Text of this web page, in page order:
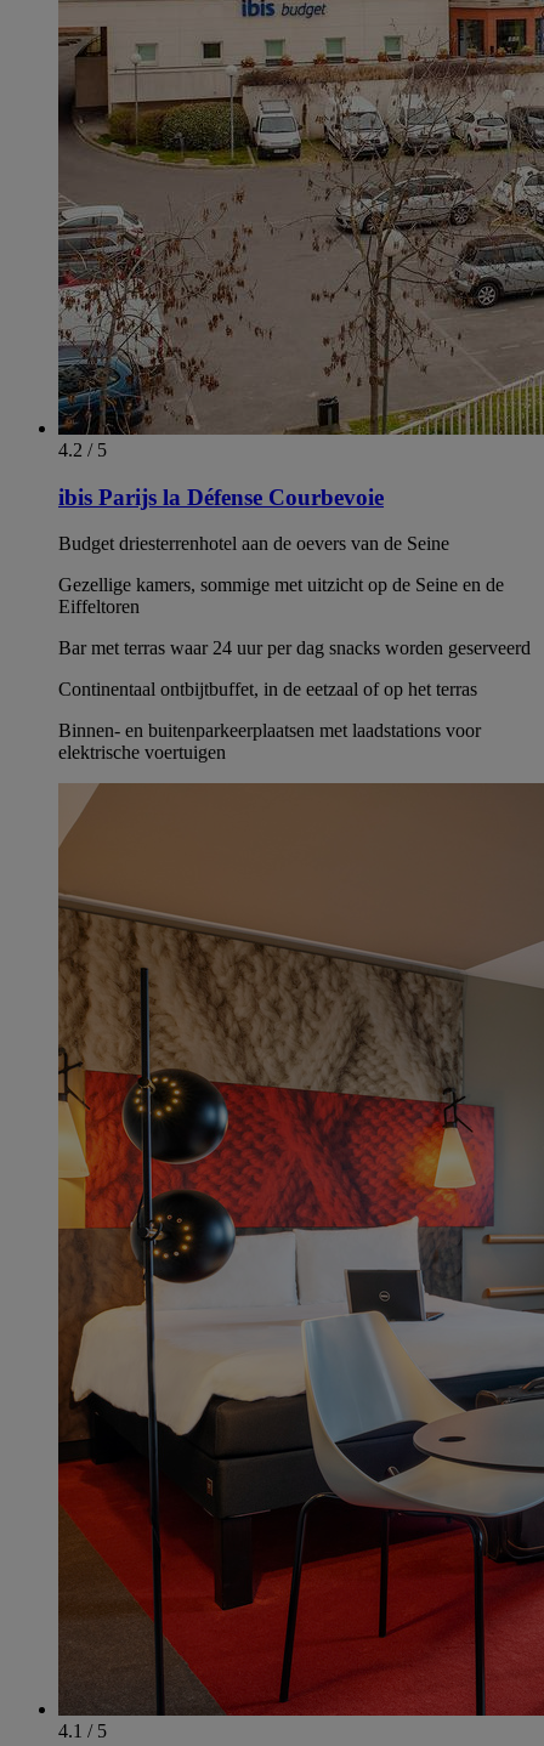
4.2 / 5
ibis Parijs la Défense Courbevoie
Budget driesterrenhotel aan de oevers van de Seine
Gezellige kamers, sommige met uitzicht op de Seine en de
Eiffeltoren
Bar met terras waar 24 uur per dag snacks worden geserveerd
Continentaal ontbijtbuffet, in de eetzaal of op het terras
Binnen- en buitenparkeerplaatsen met laadstations voor
elektrische voertuigen
4.1 / 5